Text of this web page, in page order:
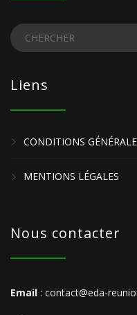
Liens
CONDITIONS
MENTIONS LÉGALES
Nous contacter
Email : contact@eda-